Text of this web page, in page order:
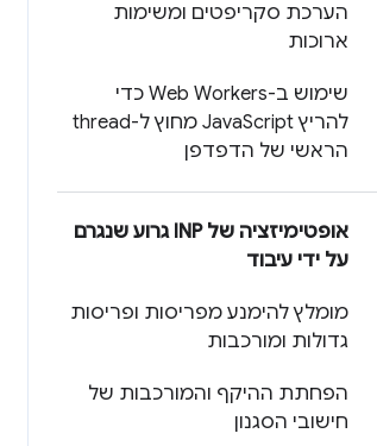
הערכת סקריפטים ומשימות
ארוכות
שימוש ב-Web Workers כדי
להריץ Java
Script מחוץ ל-thread
הראשי של הדפדפן
אופטימיזציה של INP גרוע שנגרם
על ידי עיבוד
מומלץ להימנע מפריסות ופריסות
גדולות ומורכבות
הפחתת ההיקף והמורכבות של
חישובי הסגנון